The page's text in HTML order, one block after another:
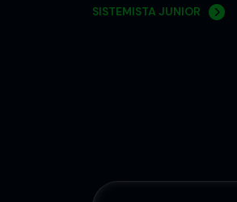
SISTEMISTA JUNIOR